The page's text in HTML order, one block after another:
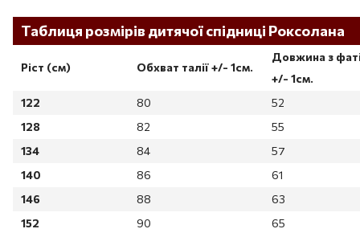
Таблиця розмірів дитячої спідниці Роксолана
Ріст (см) Обхват талії +/- 1см.
Довжина з
+/- 1см.
122
80
52
128
82
55
134
84
57
140
86
61
146
88
63
152
90 65